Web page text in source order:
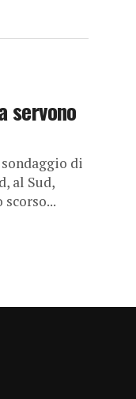
servono
sondaggio di
al Sud,